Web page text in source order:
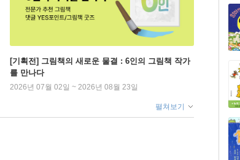
[기획전] 그림책의 새로운 물결 : 6인의 그림책 작가
를 만나다
2026년 07월 02일 ~ 2026년 08월 23일
펼쳐보기